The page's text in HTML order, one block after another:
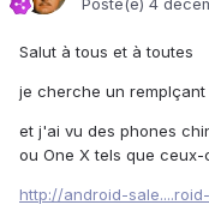
Posté(e) 4
Salut à tous et à toutes
je cherche un remplçant
et j'ai vu des phones
ou One X tels que ceux-
http://android-